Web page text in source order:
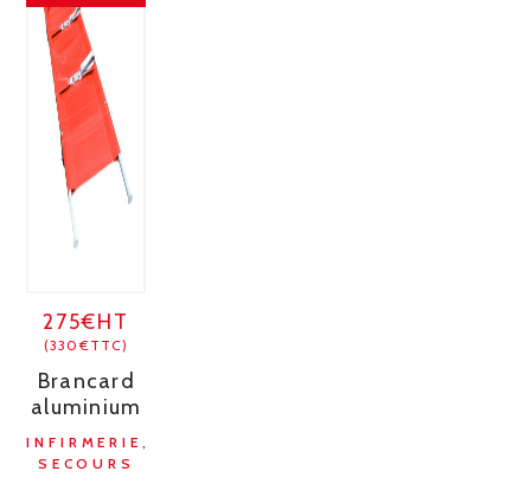
275€HT
(330€TTC)
Brancard
aluminium
INFIRMERIE,
SECOURS